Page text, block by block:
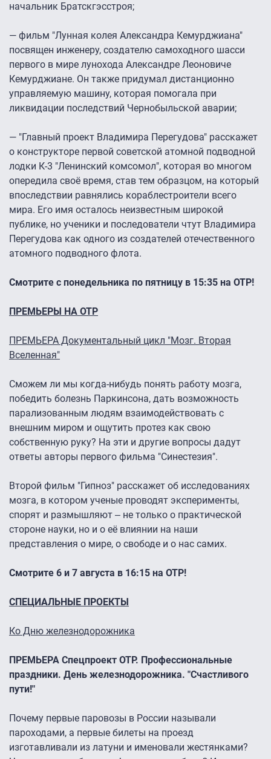
начальник Братскгэсстроя;
— фильм "Лунная колея Александра Кемурджиана"
посвящен инженеру, создателю самоходного шасси
первого в мире лунохода Александре Леоновиче
Кемурджиане. Он также придумал дистанционно
управляемую машину, которая помогала при
ликвидации последствий Чернобыльской аварии;
— "Главный проект Владимира Перегудова" расскажет
о конструкторе первой советской атомной подводной
лодки К-3 "Ленинский комсомол", которая во многом
опередила своё время, став тем образцом, на который
впоследствии равнялись кораблестроители всего
мира. Его имя осталось неизвестным широкой
публике, но ученики и последователи чтут Владимира
Перегудова как одного из создателей отечественного
атомного подводного флота.
Смотрите с понедельника по пятницу в 15:35 на ОТР!
ПРЕМЬЕРЫ НА ОТР
ПРЕМЬЕРА Документальный цикл "Мозг. Вторая
Вселенная"
Сможем ли мы когда-нибудь понять работу мозга,
победить болезнь Паркинсона, дать возможность
парализованным людям взаимодействовать с
внешним миром и ощутить протез как свою
собственную руку? На эти и другие вопросы дадут
ответы авторы первого фильма "Синестезия".
Второй фильм "Гипноз" расскажет об исследованиях
мозга, в котором ученые проводят эксперименты,
спорят и размышляют ‒ не только о практической
стороне науки, но и о её влиянии на наши
представления о мире, о свободе и о нас самих.
Смотрите 6 и 7 августа в 16:15 на ОТР!
СПЕЦИАЛЬНЫЕ ПРОЕКТЫ
Ко Дню железнодорожника
ПРЕМЬЕРА Спецпроект ОТР. Профессиональные
праздники. День железнодорожника. "Счастливого
пути!"
Почему первые паровозы в России называли
пароходами, а первые билеты на проезд
изготавливали из латуни и именовали жестянками?